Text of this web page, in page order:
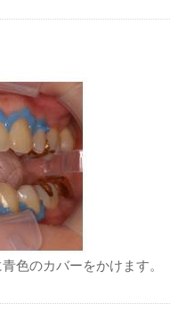
色のカバーをかけます。